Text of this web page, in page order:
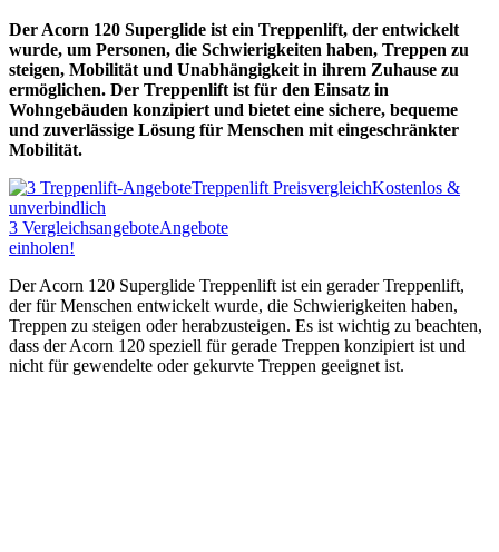
Der Acorn 120 Superglide ist ein Treppenlift, der entwickelt
wurde, um Personen, die Schwierigkeiten haben, Treppen zu
steigen, Mobilität und Unabhängigkeit in ihrem Zuhause zu
ermöglichen. Der Treppenlift ist für den Einsatz in
Wohngebäuden konzipiert und bietet eine sichere, bequeme
und zuverlässige Lösung für Menschen mit eingeschränkter
Mobilität.
Treppenlift PreisvergleichKostenlos &
unverbindlich
3 VergleichsangeboteAngebote
einholen!
Der Acorn 120 Superglide Treppenlift ist ein gerader Treppenlift,
der für Menschen entwickelt wurde, die Schwierigkeiten haben,
Treppen zu steigen oder herabzusteigen. Es ist wichtig zu beachten,
dass der Acorn 120 speziell für gerade Treppen konzipiert ist und
nicht für gewendelte oder gekurvte Treppen geeignet ist.